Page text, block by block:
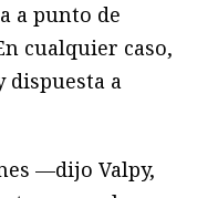
a punto de
cualquier caso,
dispuesta a
—dijo Valpy,